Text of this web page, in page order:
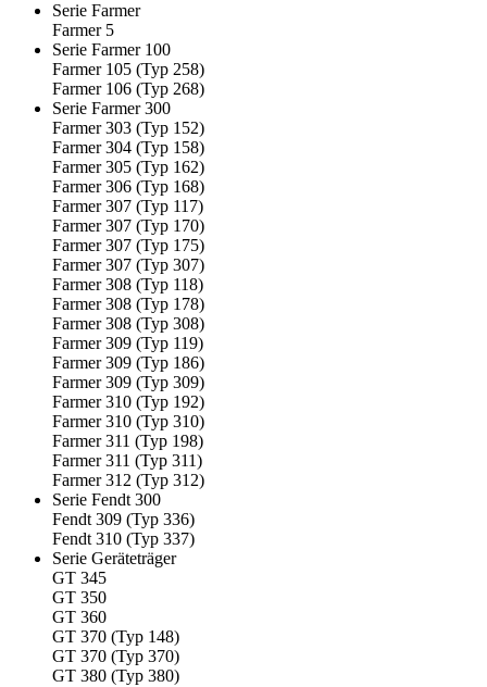
Serie Farmer
Farmer 5
Serie Farmer 100
Farmer 105 (Typ 258)
Farmer 106 (Typ 268)
Serie Farmer 300
Farmer 303 (Typ 152)
Farmer 304 (Typ 158)
Farmer 305 (Typ 162)
Farmer 306 (Typ 168)
Farmer 307 (Typ 117)
Farmer 307 (Typ 170)
Farmer 307 (Typ 175)
Farmer 307 (Typ 307)
Farmer 308 (Typ 118)
Farmer 308 (Typ 178)
Farmer 308 (Typ 308)
Farmer 309 (Typ 119)
Farmer 309 (Typ 186)
Farmer 309 (Typ 309)
Farmer 310 (Typ 192)
Farmer 310 (Typ 310)
Farmer 311 (Typ 198)
Farmer 311 (Typ 311)
Farmer 312 (Typ 312)
Serie Fendt 300
Fendt 309 (Typ 336)
Fendt 310 (Typ 337)
Serie Geräteträger
GT 345
GT 350
GT 360
GT 370 (Typ 148)
GT 370 (Typ 370)
GT 380 (Typ 380)